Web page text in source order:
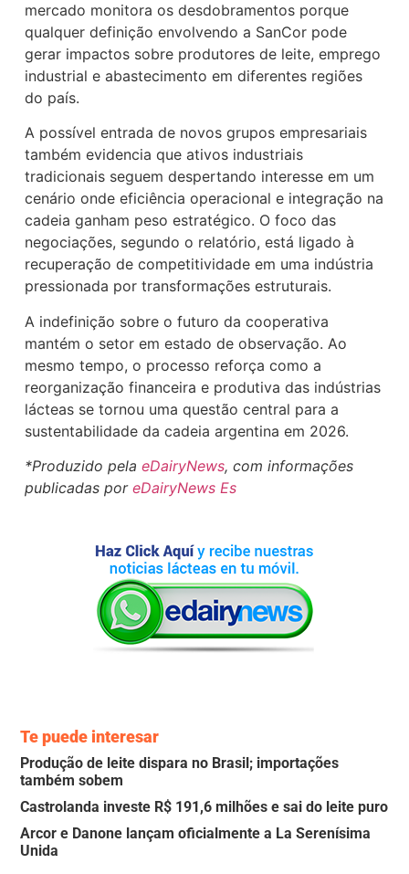
mercado monitora os desdobramentos porque
qualquer definição envolvendo a SanCor pode
gerar impactos sobre produtores de leite, emprego
industrial e abastecimento em diferentes regiões
do país.
A possível entrada de novos grupos empresariais
também evidencia que ativos industriais
tradicionais seguem despertando interesse em um
cenário onde eficiência operacional e integração na
cadeia ganham peso estratégico. O foco das
negociações, segundo o relatório, está ligado à
recuperação de competitividade em uma indústria
pressionada por transformações estruturais.
A indefinição sobre o futuro da cooperativa
mantém o setor em estado de observação. Ao
mesmo tempo, o processo reforça como a
reorganização financeira e produtiva das indústrias
lácteas se tornou uma questão central para a
sustentabilidade da cadeia argentina em 2026.
*Produzido pelaeDairyNews, com informações
publicadas poreDairyNews Es
Te puede interesar
Produção de leite dispara no Brasil; importações
também sobem
Castrolanda investe R$ 191,6 milhões e sai do leite puro
Arcor e Danone lançam oficialmente a La Serenísima
Unida